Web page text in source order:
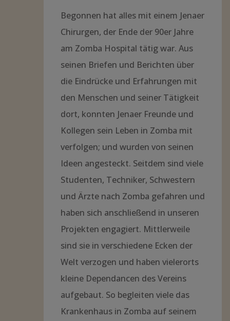
Begonnen hat alles mit einem Jenaer
Chirurgen, der Ende der 90er Jahre
am Zomba Hospital tätig war. Aus
seinen Briefen und Berichten über
die Eindrücke und Erfahrungen mit
den Menschen und seiner Tätigkeit
dort, konnten Jenaer Freunde und
Kollegen sein Leben in Zomba mit
verfolgen; und wurden von seinen
Ideen angesteckt. Seitdem sind viele
Studenten, Techniker, Schwestern
und Ärzte nach Zomba gefahren und
haben sich anschließend in unseren
Projekten engagiert. Mittlerweile
sind sie in verschiedene Ecken der
Welt verzogen und haben vielerorts
kleine Dependancen des Vereins
aufgebaut. So begleiten viele das
Krankenhaus in Zomba auf seinem